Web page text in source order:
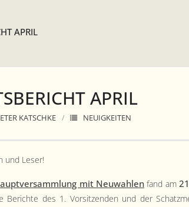
APRIL
APRIL
KATSCHKE NEUIGKEITEN
und Leser!
mit Neuwahlenfand am
Berichte des 1. Vor­sitzen­den und der